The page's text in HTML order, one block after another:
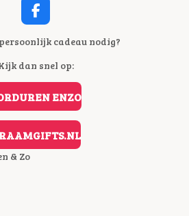
F
A
C
B
O
O
persoonlijk cadeau nodig?
dan snel op:
ENZO
& Zo